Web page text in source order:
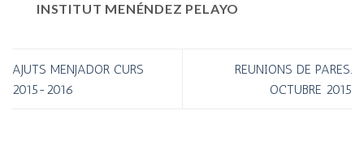
INSTITUT MENÉNDEZ PELAYO
AJUTS MENJADOR CURS
2015-2016
REUNIONS DE PARES.
OCTUBRE 2015